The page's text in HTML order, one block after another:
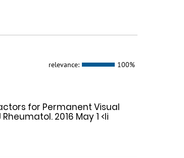
relevance: 100%
for Permanent Visual
2016 May 1 <li